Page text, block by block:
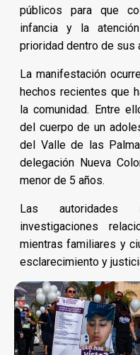
públicos para que
infancia y la
prioridad dentro de sus
La manifestación
hechos recientes que
la comunidad. Entre
del cuerpo de un
del Valle de las
delegación Nueva
menor de 5 años.
Las autoridades
investigaciones
mientras familiares y
esclarecimiento y